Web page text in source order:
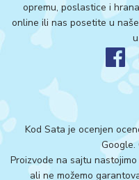
opremu, poslastice i
online ili nas posetite u
Kod Sata je ocenjen
Google.
Proizvode na sajtu
ali ne možemo